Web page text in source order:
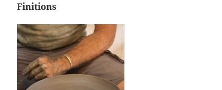
Finitions